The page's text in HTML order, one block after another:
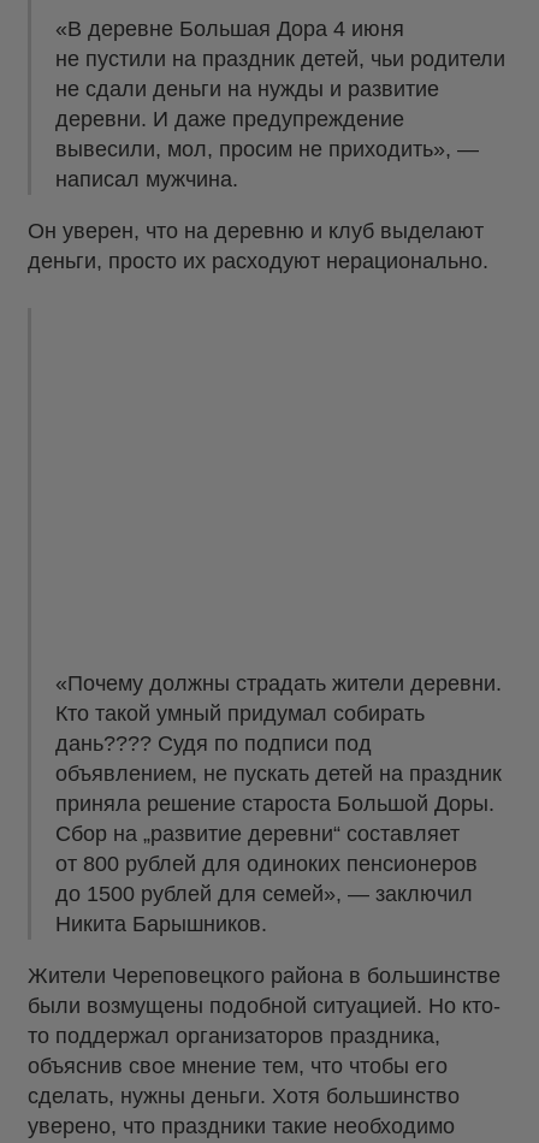
«В деревне Большая Дора 4 июня
не пустили на праздник детей, чьи родители
не сдали деньги на нужды и развитие
деревни. И даже предупреждение
вывесили, мол, просим не приходить», —
написал мужчина.
Он уверен, что на деревню и клуб выделают
деньги, просто их расходуют нерационально.
«Почему должны страдать жители деревни.
Кто такой умный придумал собирать
дань???? Судя по подписи под
объявлением, не пускать детей на праздник
приняла решение староста Большой Доры.
Сбор на „развитие деревни“ составляет
от 800 рублей для одиноких пенсионеров
до 1500 рублей для семей», — заключил
Никита Барышников.
Жители Череповецкого района в большинстве
были возмущены подобной ситуацией. Но кто-
то поддержал организаторов праздника,
объяснив свое мнение тем, что чтобы его
сделать, нужны деньги. Хотя большинство
уверено, что праздники такие необходимо